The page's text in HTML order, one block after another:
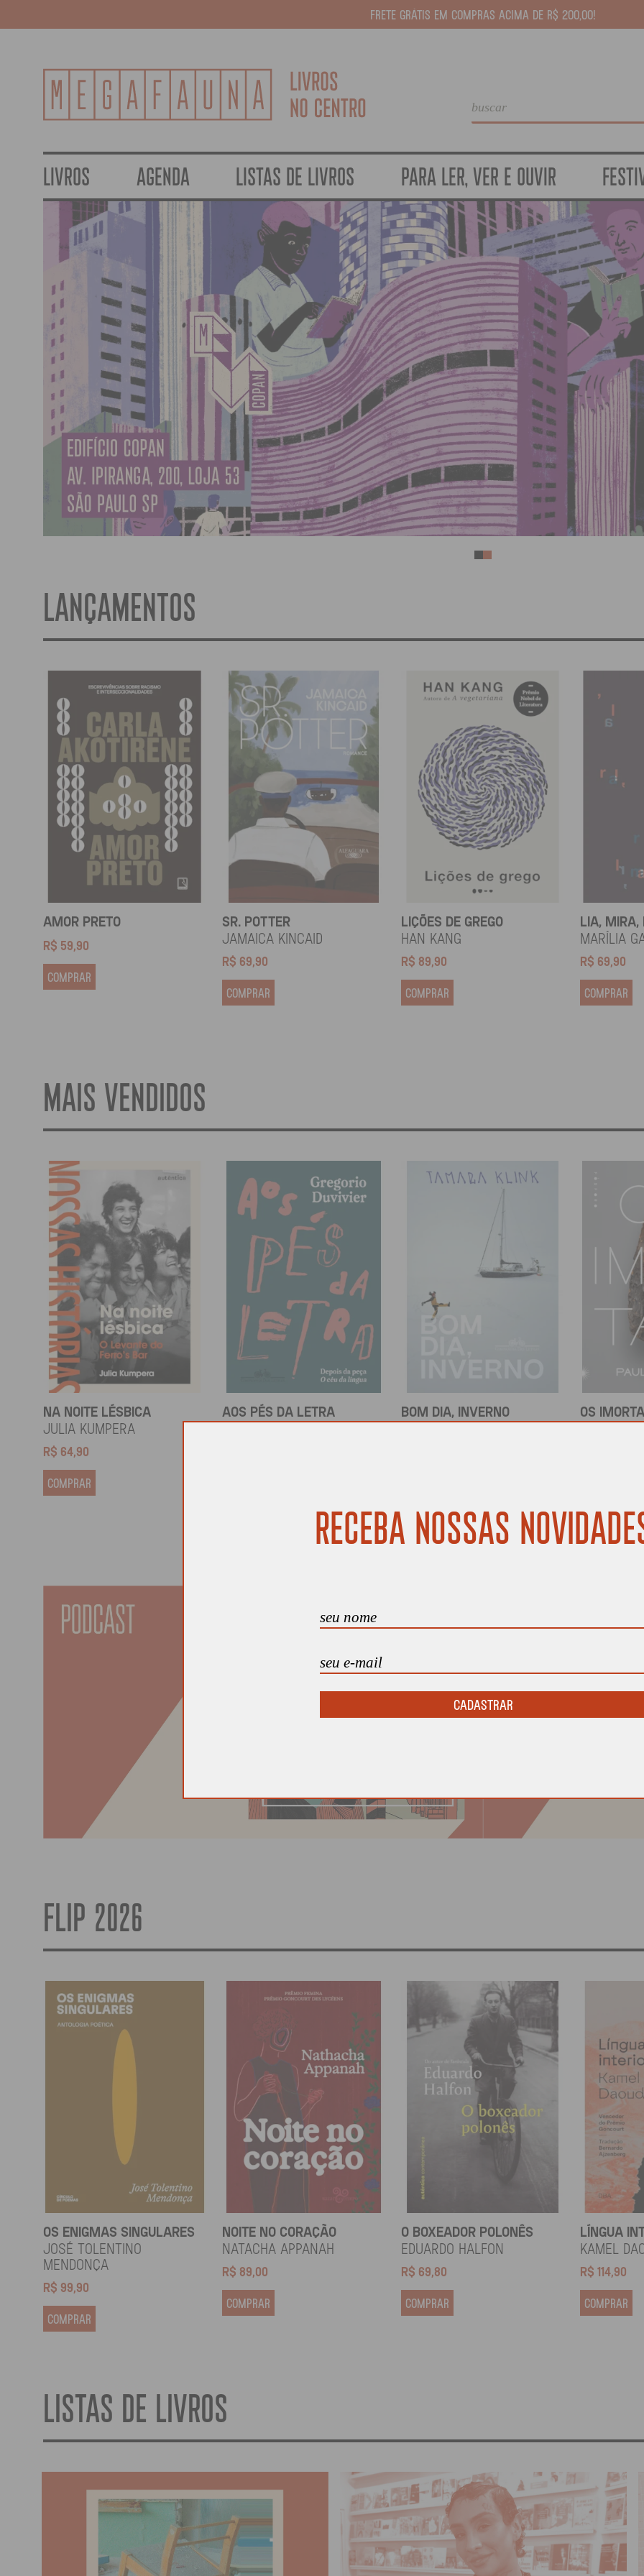
FRETE GRÁTIS EM COMPRAS ACIMA DE R$ 200,00!
LIVROS AGENDA LISTAS DE LIVROS PARA LER, VER E OUVIR
LANÇAMENTOS
AMOR PRETO
R$ 59,90
COMPRAR
SR. POTTER
Jamaica Kincaid
R$ 69,90
COMPRAR
LIÇÕES DE GREGO
HAN KANG
R$ 89,90
COMPRAR
LIA, MIRA,
Marília
R$ 69,90
COMPRAR
MAIS VENDIDOS
NA NOITE LÉSBICA
Julia Kumpera
R$ 64,90
COMPRAR
AOS PÉS DA LETRA
Gregorio Duvivier
BOM DIA, INVERNO
Tamara Klink
OS
Paulliny
FLIP 2026
OS ENIGMAS SINGULARES
JOSÉ TOLENTINO
MENDONÇA
R$ 99,90
COMPRAR
NOITE NO CORAÇÃO
Natacha Appanah
R$ 89,00
COMPRAR
O BOXEADOR POLONÊS
EDUARDO HALFON
R$ 69,80
COMPRAR
LÍNGUA
KAMEL
R$ 114,90
COMPRAR
LISTAS DE LIVROS
RECEBA NOSSAS